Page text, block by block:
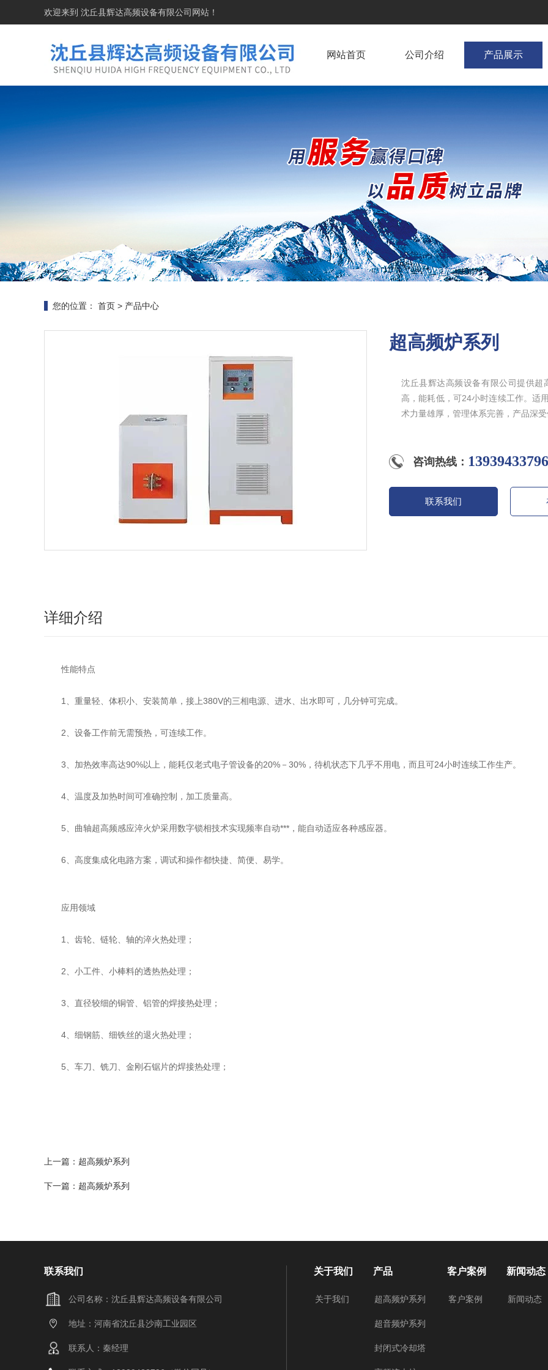
欢迎来到 沈丘县辉达高频设备有限公司 网站！
网站首页 公司介绍 产品展示
您的位置： 首页 > 产品中心
超高频炉系列
沈丘县辉达高频设备有限公司提供
高，能耗低，可24小时连续工作。适
术力量雄厚，管理体系完善，产品深受
咨询热线：
联系我们
详细介绍
性能特点
1、重量轻、体积小、安装简单，接上380V的三相电源、进水、出水即可，几分钟可完成。
2、设备工作前无需预热，可连续工作。
3、加热效率高达90%以上，能耗仅老式电子管设备的20%－30%，待机状态下几乎不用电，而且可24小时连续工作生产。
4、温度及加热时间可准确控制，加工质量高。
5、曲轴超高频感应淬火炉采用数字锁相技术实现频率自动***，能自动适应各种感应器。
6、高度集成化电路方案，调试和操作都快捷、简便、易学。
应用领域
1、齿轮、链轮、轴的淬火热处理；
2、小工件、小棒料的透热热处理；
3、直径较细的铜管、铝管的焊接热处理；
4、细钢筋、细铁丝的退火热处理；
5、车刀、铣刀、金刚石锯片的焊接热处理；
上一篇： 超高频炉系列
下一篇： 超高频炉系列
联系我们
公司名称：沈丘县辉达高频设备有限公司
地址：河南省沈丘县沙南工业园区
联系人：秦经理
关于我们
关于我们
产品
超高频炉系列
超音频炉系列
封闭式冷却塔
客户案例
客户案例
新闻动态
新闻动态